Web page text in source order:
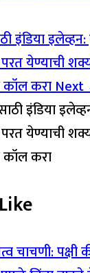
इंडिया
येण्याची
कॉल करा